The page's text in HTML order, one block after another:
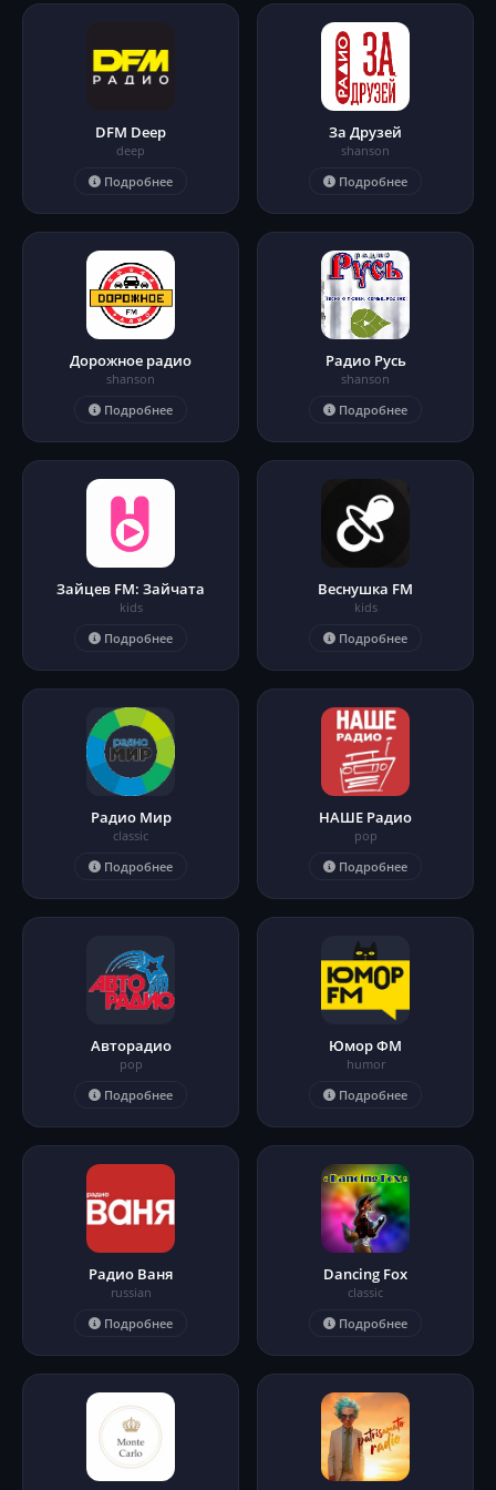
DFM Deep
deep
Подробнее
За Друзей
shanson
Подробнее
Дорожное радио
shanson
Подробнее
Радио Русь
shanson
Подробнее
Зайцев FM: Зайчата
kids
Подробнее
Веснушка FM
kids
Подробнее
Радио Мир
classic
Подробнее
НАШЕ Радио
pop
Подробнее
Авторадио
pop
Подробнее
Юмор ФМ
humor
Подробнее
Радио Ваня
russian
Подробнее
Dancing Fox
classic
Подробнее